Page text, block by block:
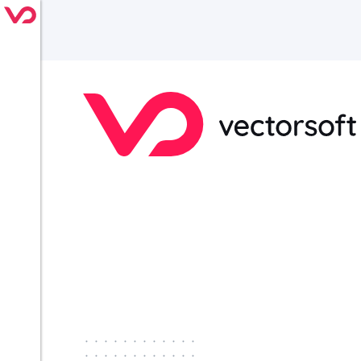
············
············